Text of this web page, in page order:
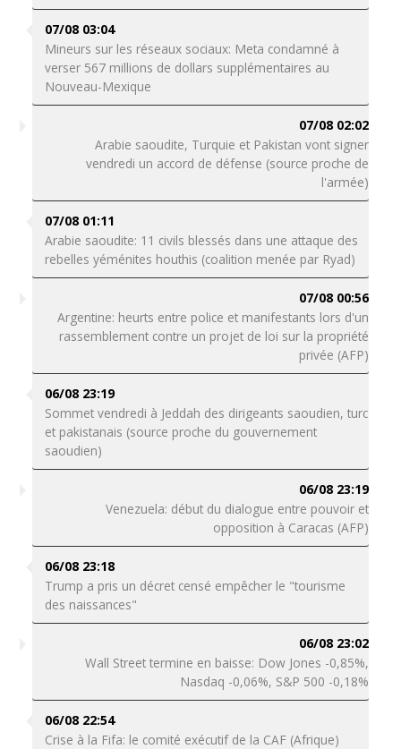
07/08 03:04
Mineurs sur les réseaux sociaux: Meta condamné à
verser 567 millions de dollars supplémentaires au
Nouveau-Mexique
07/08 02:02
Arabie saoudite, Turquie et Pakistan vont signer
vendredi un accord de défense (source proche de
l'armée)
07/08 01:11
Arabie saoudite: 11 civils blessés dans une attaque des
rebelles yéménites houthis (coalition menée par Ryad)
07/08 00:56
Argentine: heurts entre police et manifestants lors d'un
rassemblement contre un projet de loi sur la propriété
privée (AFP)
06/08 23:19
Sommet vendredi à Jeddah des dirigeants saoudien, turc
et pakistanais (source proche du gouvernement
saoudien)
06/08 23:19
Venezuela: début du dialogue entre pouvoir et
opposition à Caracas (AFP)
06/08 23:18
Trump a pris un décret censé empêcher le "tourisme
des naissances"
06/08 23:02
Wall Street termine en baisse: Dow Jones -0,85%,
Nasdaq -0,06%, S&P 500 -0,18%
06/08 22:54
Crise à la Fifa: le comité exécutif de la CAF (Afrique)